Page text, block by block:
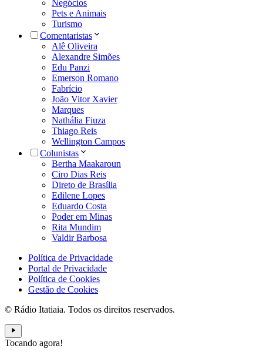
Negócios
Pets e Animais
Turismo
Comentaristas
Alê Oliveira
Alexandre Simões
Edu Panzi
Emerson Romano
Fabrício
João Vitor Xavier
Marques
Nathália Fiuza
Thiago Reis
Wellington Campos
Colunistas
Bertha Maakaroun
Ciro Dias Reis
Direto de Brasília
Edilene Lopes
Eduardo Costa
Poder em Minas
Rita Mundim
Valdir Barbosa
Política de Privacidade
Portal de Privacidade
Política de Cookies
Gestão de Cookies
© Rádio Itatiaia. Todos os direitos reservados.
Tocando agora!